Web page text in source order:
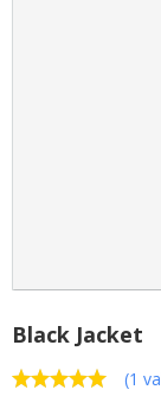
Black Jacket
(1